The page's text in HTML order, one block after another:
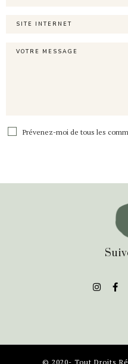
Prévenez-moi de tous les
© 2020- Tout Droits